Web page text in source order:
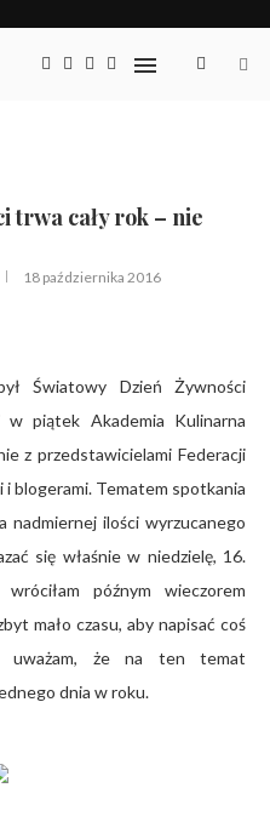
trwa cały rok – nie
18 października 2016
Światowy Dzień Żywności
piątek Akademia Kulinarna
z przedstawicielami Federacji
blogerami. Tematem spotkania
nadmiernej ilości wyrzucanego
się właśnie w niedzielę, 16.
późnym wieczorem
mało czasu, aby napisać coś
uważam, że na ten temat
dnia w roku.